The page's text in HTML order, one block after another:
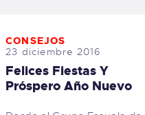
CONSEJOS
23 diciembre 2016
Felices Fiestas Y
Próspero Año Nuevo